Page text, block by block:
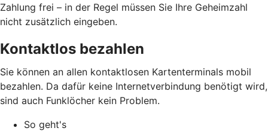
Zahlung frei – in der Regel müssen Sie Ihre Geheimzahl
nicht zusätzlich eingeben.
Kontaktlos bezahlen
Sie können an allen kontaktlosen Kartenterminals mobil
bezahlen. Da dafür keine Internetverbindung benötigt wird,
sind auch Funklöcher kein Problem.
So geht's